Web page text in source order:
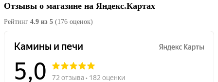
Отзывы о магазине на Яндекс.Картах
Рейтинг 4.9 из 5 (176 оценок)